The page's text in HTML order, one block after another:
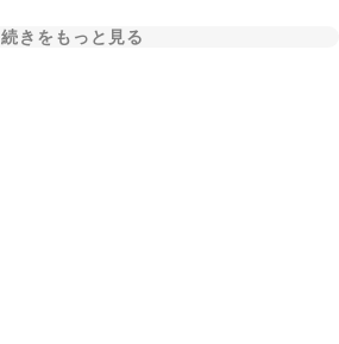
続きをもっと見る